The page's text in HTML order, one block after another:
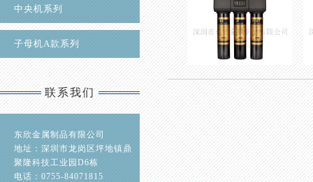
中央机系列
子母机A款系列
联系我们
东欣金属制品有限公司
地址：深圳市龙岗区坪地镇鼎
聚隆科技工业园D6栋
电话：0755-84071815